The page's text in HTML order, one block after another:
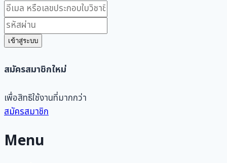
เข้าสู่ระบบ
สมัครสมาชิกใหม่
เพื่อสิทธิใช้งานที่มากกว่า
สมัครสมาชิก
Menu